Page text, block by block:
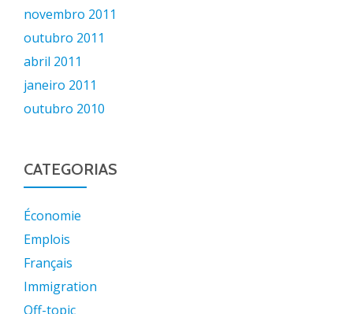
novembro 2011
outubro 2011
abril 2011
janeiro 2011
outubro 2010
CATEGORIAS
Économie
Emplois
Français
Immigration
Off-topic